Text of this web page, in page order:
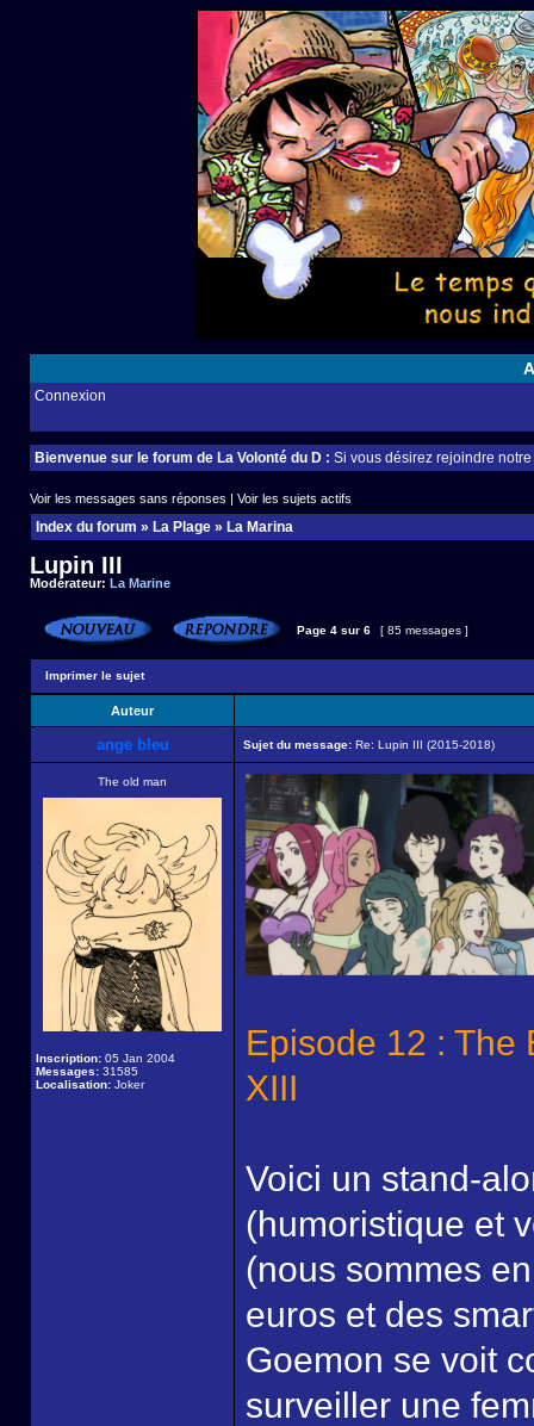
Connexion
Bienvenue sur le forum de La Volonté du D : Si vous désirez rejoindre
Voir les messages sans réponses | Voir les sujets actifs
Index du forum » La Plage » La Marina
Lupin III
Modérateur: La Marine
Page 4 sur 6 [ 85 messages ]
Imprimer le sujet
Auteur
ange bleu Sujet du message: Re: Lupin III (2015-2018)
The old man
Inscription: 05 Jan 2004
Messages: 31585
Localisation: Joker
Episode 12 : The
XIII
Voici un stand-
(humoristique et
(nous sommes
euros et des
Goemon se voit
surveiller une